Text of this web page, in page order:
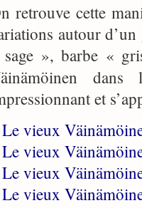
retrouve cette
autour
», barbe «
et
vieux
vieux
vieux
vieux